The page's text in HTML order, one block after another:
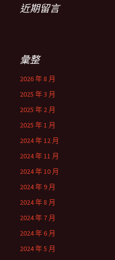
近期留言
彙整
2026 年 8 月
2025 年 3 月
2025 年 2 月
2025 年 1 月
2024 年 12 月
2024 年 11 月
2024 年 10 月
2024 年 9 月
2024 年 8 月
2024 年 7 月
2024 年 6 月
2024 年 5 月